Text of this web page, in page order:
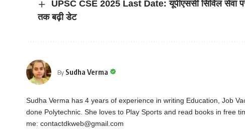
UPSC CSE 2025 Last Date: यूपीएससी सिविल सेवा
तक बढ़ी डेट
By Sudha Verma
Sudha Verma has 4 years of experience in writing Education, Job
done Polytechnic. She loves to Play Sports and read books in free
me: contactdkweb@gmail.com